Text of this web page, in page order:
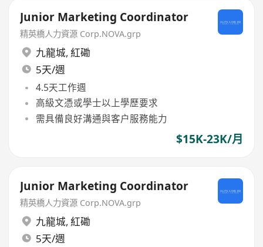
Junior Marketing Coordinator
精英橋人力資源 Corp.NOVA.grp
九龍城, 紅磡
5天/週
4.5天工作週
高級文憑或學士以上學歷要求
需具備良好溝通與客户服務能力
$15K-23K/月
Junior Marketing Coordinator
精英橋人力資源 Corp.NOVA.grp
九龍城, 紅磡
5天/週